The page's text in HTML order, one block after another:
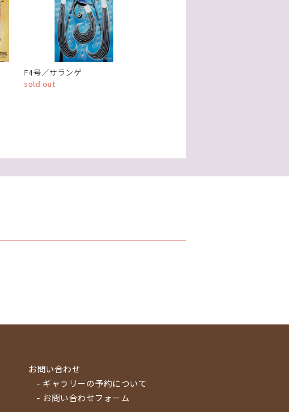
F4号／サランゲ
sold out
お問い合わせ
- ギャラリーの予約について
- お問い合わせフォーム